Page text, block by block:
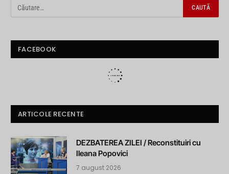
FACEBOOK
ARTICOLE RECENTE
DEZBATEREA ZILEI / Reconstituiri cu
Ileana Popovici
7 august 2026